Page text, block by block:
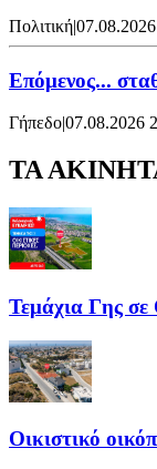
Πολιτική|
Επόμενος...
Γήπεδο|07.08.2026
ΤΑ
Τεμάχια Γης σε
Οικιστικό